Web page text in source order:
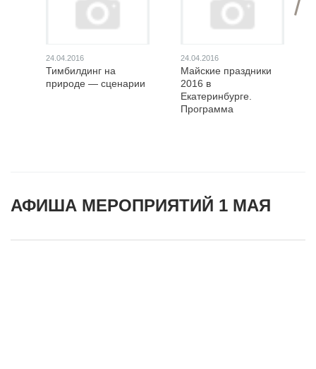
24.04.2016
Тимбилдинг на
природе — сценарии
24.04.2016
Майские праздники
2016 в
Екатеринбурге.
Программа
АФИША МЕРОПРИЯТИЙ 1 МАЯ